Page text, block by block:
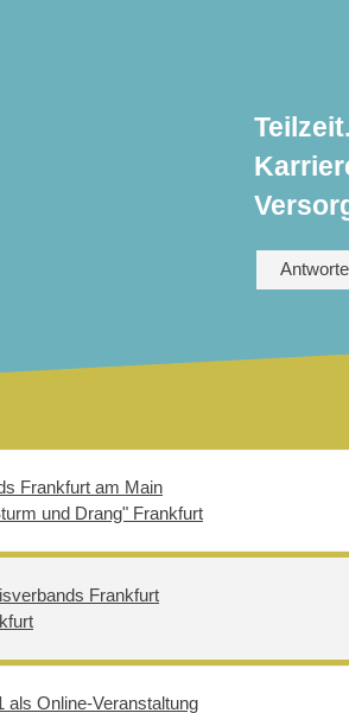
Teilzeit.
Frankfurt am Main
und Drang" Frankfurt
Frankfurt
als Online-Veranstaltung